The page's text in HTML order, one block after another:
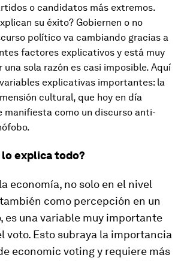
o candidatos más extremos.
su éxito? Gobiernen o no
político va cambiando gracias a
factores explicativos y está muy
una sola razón es casi imposible. Aquí
explicativas importantes: la
cultural, que hoy en día
manifiesta como un discurso anti-
lo explica todo?
economía, no solo en el nivel
como percepción en un
es una variable muy importante
voto. Esto subraya la importancia
economic voting y requiere más